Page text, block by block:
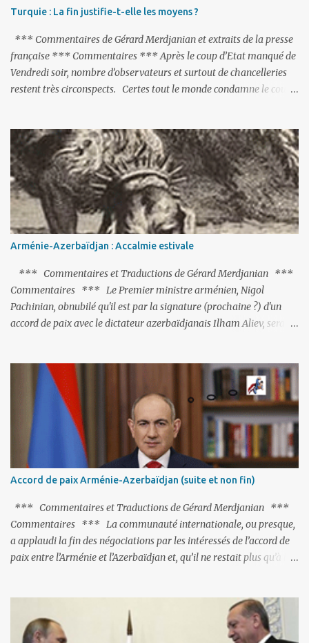
Turquie : La fin justifie-t-elle les moyens ?
*** Commentaires de Gérard Merdjanian et extraits de la presse
française *** Commentaires *** Après le coup d’Etat manqué de
Vendredi soir, nombre d’observateurs et surtout de chancelleries
restent très circonspects. Certes tout le monde condamne le coup
actions menées par le président Erdoğan, et pour certains sur la
réalisation du putsch lui-même.
Arménie-Azerbaïdjan : Accalmie estivale
*** Commentaires et Traductions de Gérard Merdjanian ***
Commentaires *** Le Premier ministre arménien, Nigol
Pachinian, obnubilé qu'il est par la signature (prochaine ?) d'un
accord de paix avec le dictateur azerbaïdjanais Ilham Aliev, serait
C'est hélas fort peu probable ; l'Histoire ou la Littérature ne sont
pas ses points forts, pas plus d'ailleurs que les négociations avec le
tandem turco-azéri. Faisant fi de tout ce qui précède la chute de
l'URSS, il est exclusivement intéressé par ce qu'il nomme «
l'Arménie réelle ». Même les trois présidents qu'ils l'ont précédés ne
trouvent pas grâce à ses yeux, les traitant de tous les noms, avant
de les traîner en justice. Et comme les politiciens ne lui suffisent
pas, il s'attaque aux dignitaires de l'Église arménienne, les...
Accord de paix Arménie-Azerbaïdjan (suite et non fin)
*** Commentaires et Traductions de Gérard Merdjanian ***
Commentaires *** La communauté internationale, ou presque,
a applaudi la fin des négociations par les intéressés de l’accord de
paix entre l’Arménie et l’Azerbaïdjan et, qu’il ne restait plus qu’à le
Les deux points non résolus portaient sur la renonciation aux
revendications internationales mutuelles et sur l'abstention de
déployer des représentants d'autres pays le long de la frontière